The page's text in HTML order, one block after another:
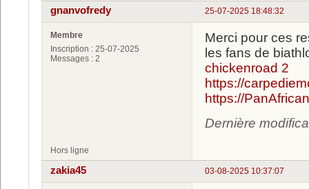
25-07-2025 18:48:32
gnanvofredy
Membre
Inscription : 25-07-2025
Messages : 2
Merci pour ces
les fans de
chickenroad 2
https://
https://
Dernière
Hors ligne
03-08-2025 10:37:07
zakia45